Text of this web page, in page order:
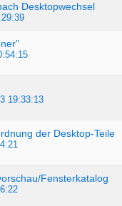
Desktopwechsel
19:33:13
der Desktop-Teile
Fensterkatalog